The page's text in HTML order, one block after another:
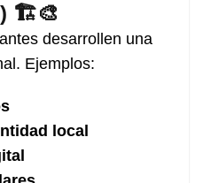
🏗️🎨
desarrollen una
Ejemplos:
local